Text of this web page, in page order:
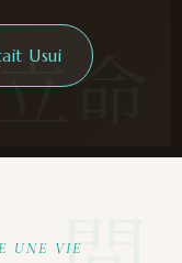
命
Usui
UNE VIE